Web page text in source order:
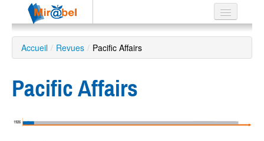
Le réseau
Soutien
Listes
Accueil / Revues / Pacific Affairs
Pacific Affairs
1926